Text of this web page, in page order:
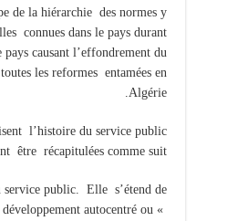
de la hiérarchie des normes y
connues dans le pays durant
causant l’effondrement du
les reformes entamées en
Algérie.
l’histoire du service public
être récapitulées comme suit
service public. Elle s’étend de
autocentré ou «